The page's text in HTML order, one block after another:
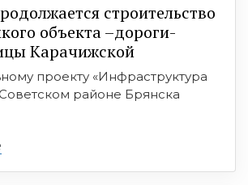
строительство
объекта –дороги-
Карачижской
проекту «Инфраструктура
районе Брянска